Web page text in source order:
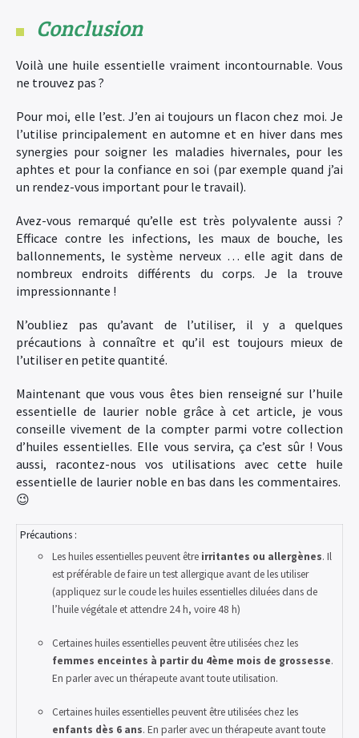
Conclusion
Voilà une huile essentielle vraiment incontournable. Vous
ne trouvez pas ?
Pour moi, elle l’est. J’en ai toujours un flacon chez moi. Je
l’utilise principalement en automne et en hiver dans mes
synergies pour soigner les maladies hivernales, pour les
aphtes et pour la confiance en soi (par exemple quand j’ai
un rendez-vous important pour le travail).
Avez-vous remarqué qu’elle est très polyvalente aussi ?
Efficace contre les infections, les maux de bouche, les
ballonnements, le système nerveux … elle agit dans de
nombreux endroits différents du corps. Je la trouve
impressionnante !
N’oubliez pas qu’avant de l’utiliser, il y a quelques
précautions à connaître et qu’il est toujours mieux de
l’utiliser en petite quantité.
Maintenant que vous vous êtes bien renseigné sur l’huile
essentielle de laurier noble grâce à cet article, je vous
conseille vivement de la compter parmi votre collection
d’huiles essentielles. Elle vous servira, ça c’est sûr ! Vous
aussi, racontez-nous vos utilisations avec cette huile
essentielle de laurier noble en bas dans les commentaires.
😉
Précautions :
Les huiles essentielles peuvent être irritantes ou allergènes. Il
est préférable de faire un test allergique avant de les utiliser
(appliquez sur le coude les huiles essentielles diluées dans de
l’huile végétale et attendre 24 h, voire 48 h)
Certaines huiles essentielles peuvent être utilisées chez les
femmes enceintes à partir du 4ème mois de grossesse.
En parler avec un thérapeute avant toute utilisation.
Certaines huiles essentielles peuvent être utilisées chez les
enfants dès 6 ans. En parler avec un thérapeute avant toute